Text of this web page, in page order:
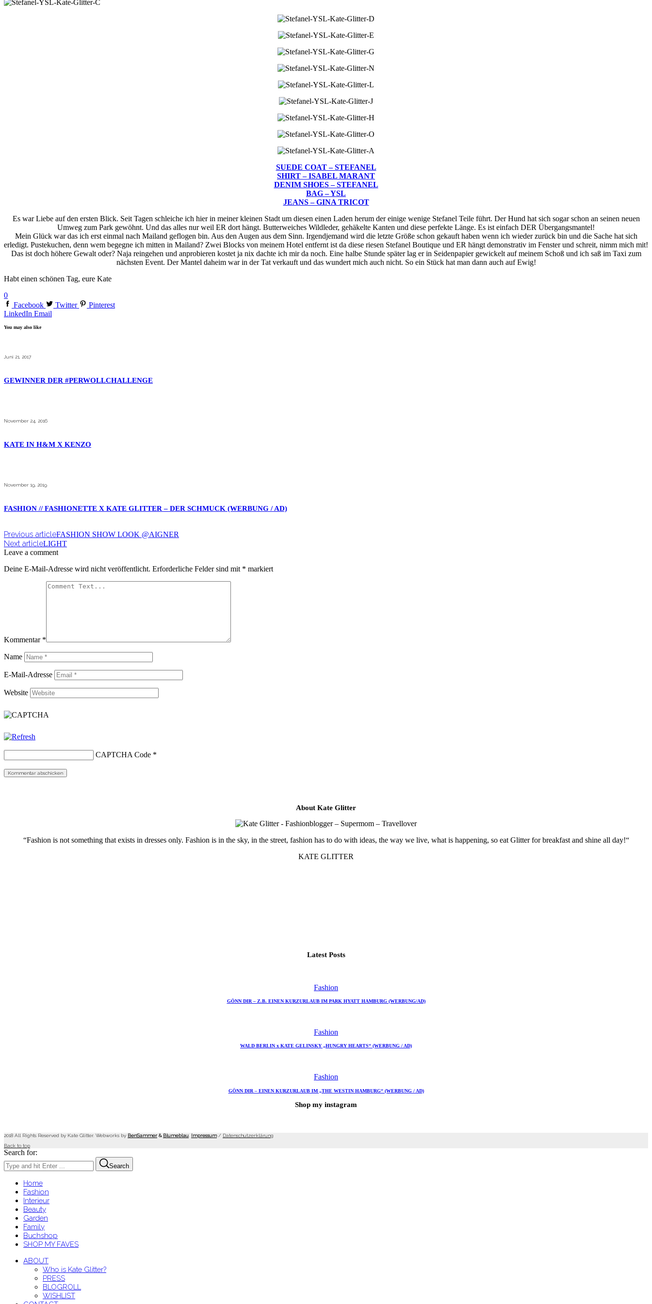
SUEDE COAT – STEFANEL
SHIRT – ISABEL MARANT
DENIM SHOES – STEFANEL
BAG – YSL
JEANS – GINA TRICOT
Es war Liebe auf den ersten Blick. Seit Tagen schleiche ich hier in meiner kleinen Stadt um diesen einen Laden herum der einige wenige Stefanel Teile führt. Der Hund hat sich sogar schon an seinen neuen
Umweg zum Park gewöhnt. Und das alles nur weil ER dort hängt. Butterweiches Wildleder, gehäkelte Kanten und diese perfekte Länge. Es ist einfach DER Übergangsmantel!
Mein Glück war das ich erst einmal nach Mailand geflogen bin. Aus den Augen aus dem Sinn. Irgendjemand wird die letzte Größe schon gekauft haben wenn ich wieder zurück bin und die Sache hat sich
erledigt. Pustekuchen, denn wem begegne ich mitten in Mailand? Zwei Blocks von meinem Hotel entfernt ist da diese riesen Stefanel Boutique und ER hängt demonstrativ im Fenster und schreit, nimm mich mit!
Das ist doch höhere Gewalt oder? Naja reingehen und anprobieren kostet ja nix dachte ich mir da noch. Eine halbe Stunde später lag er in Seidenpapier gewickelt auf meinem Schoß und ich saß im Taxi zum
nächsten Event. Der Mantel daheim war in der Tat verkauft und das wundert mich auch nicht. So ein Stück hat man dann auch auf Ewig!
Habt einen schönen Tag, eure Kate
0
Facebook
Twitter
Pinterest
LinkedIn Email
You may also like
Juni 21, 2017
GEWINNER DER #PERWOLLCHALLENGE
November 24, 2016
KATE IN H&M X KENZO
November 19, 2019
FASHION // FASHIONETTE X KATE GLITTER – DER SCHMUCK (WERBUNG / AD)
Previous articleFASHION SHOW LOOK @AIGNER
Next articleLIGHT
Leave a comment
Deine E-Mail-Adresse wird nicht veröffentlicht. Erforderliche Felder sind mit * markiert
Kommentar *
Name
E-Mail-Adresse
Website
CAPTCHA Code *
About Kate Glitter
“Fashion is not something that exists in dresses only. Fashion is in the sky, in the street, fashion has to do with ideas, the way we live, what is happening, so eat Glitter for breakfast and shine all day!“
KATE GLITTER
Latest Posts
Fashion
GÖNN DIR – Z.B. EINEN KURZURLAUB IM PARK HYATT HAMBURG (WERBUNG/AD)
Fashion
WALD BERLIN x KATE GELINSKY „HUNGRY HEARTS“ (WERBUNG / AD)
Fashion
GÖNN DIR – EINEN KURZURLAUB IM „THE WESTIN HAMBURG“ (WERBUNG / AD)
Shop my instagram
2018 All Rights Reserved by Kate Glitter. Webworks by BenSammer & Blumeblau Impressum/ Datenschutzerklärung
Back to top
Search for:
Search
Home
Fashion
Interieur
Beauty
Garden
Family
Buchshop
SHOP MY FAVES
ABOUT
Who is Kate Glitter?
PRESS
BLOGROLL
WISHLIST